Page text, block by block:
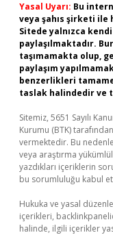
Yasal Uyarı: Bu
veya şahıs şirketi ile
Sitede yalnızca
paylaşılmaktadır.
taşımamakta olup,
paylaşım
benzerlikleri
taslak halindedir ve
Sitemiz, 5651 Sayılı
Kurumu (BTK)
vermektedir. Bu
veya araştırma
yazdıkları içeriklerin
bu sorumluluğu kabul
Hukuka ve yasal
içerikleri,
halinde, ilgili içerikler